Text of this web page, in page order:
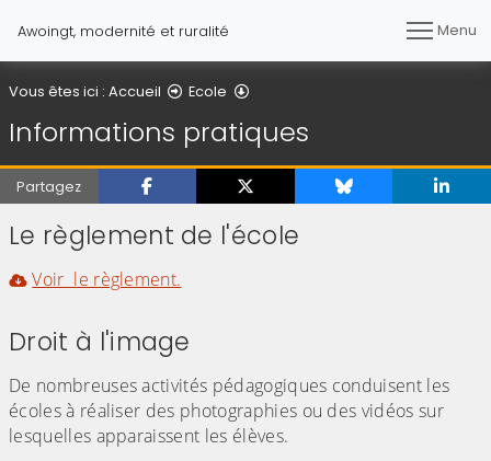
Awoingt, modernité et ruralité Menu
Vous êtes ici : Accueil Ecole
Informations pratiques
Partagez
Le règlement de l'école
Voir le règlement.
Droit à l'image
De nombreuses activités pédagogiques conduisent les
écoles à réaliser des photographies ou des vidéos sur
lesquelles apparaissent les élèves.